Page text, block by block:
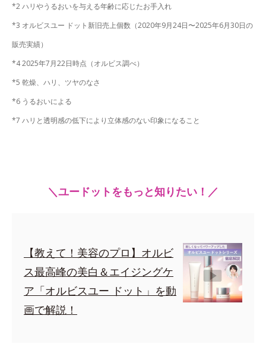
*2 ハリやうるおいを与える年齢に応じたお手入れ
*3 オルビスユー ドット新旧売上個数（2020年9月24日〜2025年6月30日の
販売実績）
*4 2025年7月22日時点（オルビス調べ）
*5 乾燥、ハリ、ツヤのなさ
*6 うるおいによる
*7 ハリと透明感の低下により立体感のない印象になること
＼ユードットをもっと知りたい！／
【教えて！美容のプロ】オルビ
ス最高峰の美白＆エイジングケ
ア「オルビスユー ドット」を動
画で解説！